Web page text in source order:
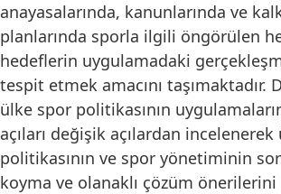
anayasalarında, kanunlarında ve
planlarında sporla ilgili öngörülen
hedeflerin uygulamadaki
tespit etmek amacını taşımaktadır.
ülke spor politikasının
açıları değişik açılardan
politikasının ve spor yönetiminin
koyma ve olanaklı çözüm önerilerini